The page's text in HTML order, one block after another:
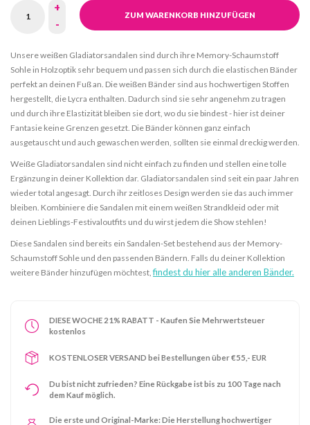
+
-
ZUM WARENKORB HINZUFÜGEN
Unsere weißen Gladiatorsandalen sind durch ihre Memory-Schaumstoff
Sohle in Holzoptik sehr bequem und passen sich durch die elastischen Bänder
perfekt an deinen Fuß an. Die weißen Bänder sind aus hochwertigen Stoffen
hergestellt, die Lycra enthalten. Dadurch sind sie sehr angenehm zu tragen
und durch ihre Elastizität bleiben sie dort, wo du sie bindest - hier ist deiner
Fantasie keine Grenzen gesetzt. Die Bänder können ganz einfach
ausgetauscht und auch gewaschen werden, sollten sie einmal dreckig werden.
Weiße Gladiatorsandalen sind nicht einfach zu finden und stellen eine tolle
Ergänzung in deiner Kollektion dar. Gladiatorsandalen sind seit ein paar Jahren
wieder total angesagt. Durch ihr zeitloses Design werden sie das auch immer
bleiben. Kombiniere die Sandalen mit einem weißen Strandkleid oder mit
deinen Lieblings-Festivaloutfits und du wirst jedem die Show stehlen!
Diese Sandalen sind bereits ein Sandalen-Set bestehend aus der Memory-
Schaumstoff Sohle und den passenden Bändern. Falls du deiner Kollektion
weitere Bänder hinzufügen möchtest,findest du hier alle anderen Bänder.
DIESE WOCHE 21% RABATT - Kaufen Sie Mehrwertsteuer
kostenlos
KOSTENLOSER VERSAND bei Bestellungen über €55,- EUR
Du bist nicht zufrieden? Eine Rückgabe ist bis zu 100 Tage nach
dem Kauf möglich.
Die erste und Original-Marke: Die Herstellung hochwertiger